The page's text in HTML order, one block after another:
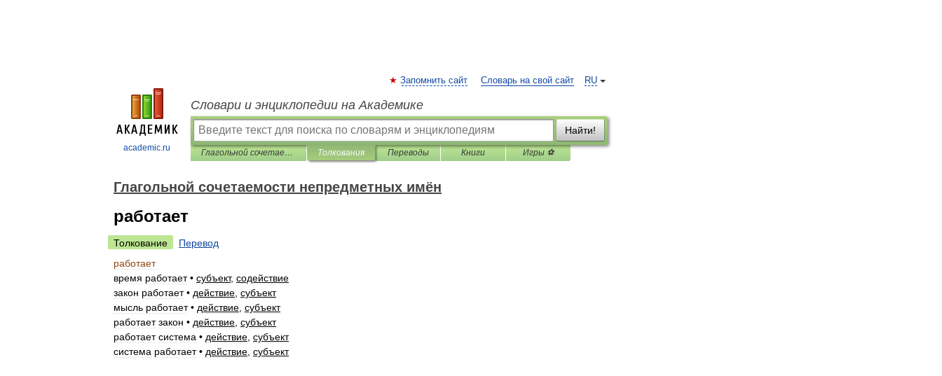
academic.ru
RU
Запомнить сайт Словарь на свой сайт
Словари и энциклопедии на Академике
Найти!
Глагольной сочетаемости непредметных имён Толкования Переводы Книги Игры ⚽
Глагольной сочетаемости непредметных имён
работает
Толкование
Перевод
работает
время работает• субъект, содействие
закон работает• действие субъект
мысль работает• действие субъект
работает закон • действие субъект
работает система • действие субъект
система работает• действие субъект